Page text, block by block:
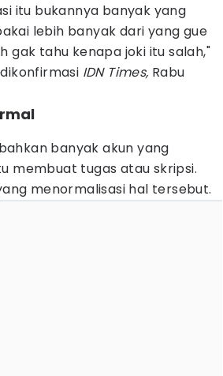
itu bukannya banyak yang
lebih banyak dari yang gue
gak tahu kenapa joki itu salah,"
IDN Times, Rabu
banyak akun yang
membuat tugas atau skripsi.
menormalisasi hal tersebut.